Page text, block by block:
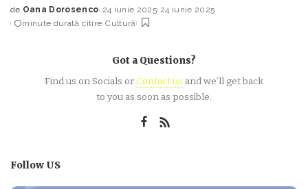
Posted
by
de Oana Dorosenco 24 iunie 2025 24 iunie 2025
minute durată citire Cultură
Got a Questions?
Find us on Socials orContact us and we’ll get back
to you as soon as possible.
Follow US